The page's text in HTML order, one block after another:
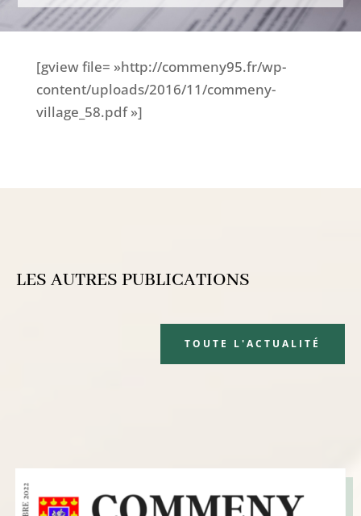
[gview file= »http://commeny95.fr/wp-
content/uploads/2016/11/commeny-
village_58.pdf »]
LES AUTRES PUBLICATIONS
TOUTE L'ACTUALITÉ